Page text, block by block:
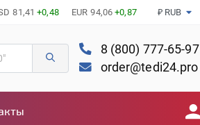
81,41 +0,48 EUR 94,06 +0,87 ₽ RUB
8 (800) 777-65-97
order@tedi24.pro